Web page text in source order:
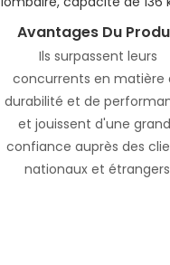
Avantages Du
Ils surpassent leurs
concurrents en matière
durabilité et de
et jouissent d'une
confiance auprès des
nationaux et